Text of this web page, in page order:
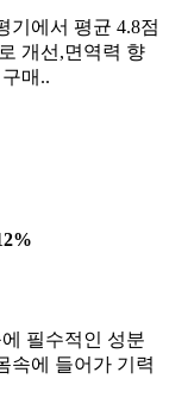
기에서 평균 4.8점
개선,면역력 향
매..
필수적인 성분
속에 들어가 기력